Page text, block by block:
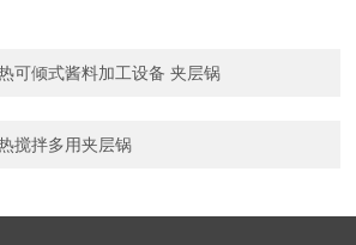
可倾式酱料加工设备 夹层锅
搅拌多用夹层锅